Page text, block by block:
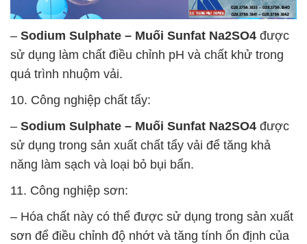
– Sodium Sulphate – Muối Sunfat Na2SO4 được
sử dụng làm chất điều chỉnh pH và chất khử trong
quá trình nhuộm vải.
10. Công nghiệp chất tẩy:
– Sodium Sulphate – Muối Sunfat Na2SO4 được
sử dụng trong sản xuất chất tẩy vải để tăng khả
năng làm sạch và loại bỏ bụi bẩn.
11. Công nghiệp sơn:
– Hóa chất này có thể được sử dụng trong sản xuất
sơn để điều chỉnh độ nhớt và tăng tính ổn định của